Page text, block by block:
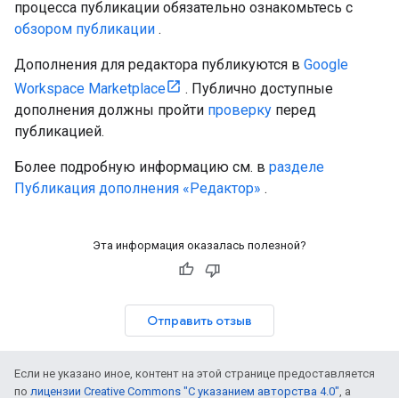
процесса публикации обязательно ознакомьтесь с
обзором публикации .
Дополнения для редактора публикуются в Google
Workspace Marketplace
. Публично доступные
дополнения должны пройти проверку перед
публикацией.
Более подробную информацию см. в разделе
Публикация дополнения «Редактор» .
Эта информация оказалась полезной?
Отправить отзыв
Если не указано иное, контент на этой странице предоставляется
по лицензии Creative Commons "С указанием авторства 4.0", а